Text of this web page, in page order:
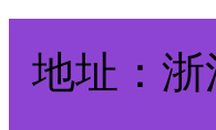
地址：